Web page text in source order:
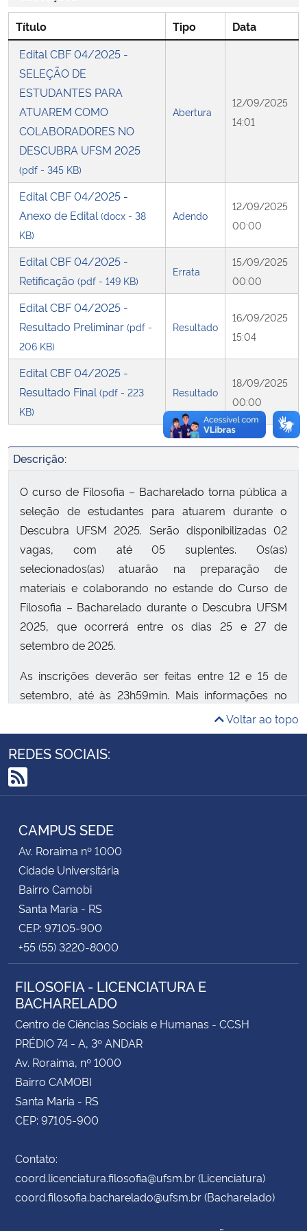
Secretaria-Geral
Secretaria de Governo
Banco Central do Brasil
Planalto
Título Tipo
Data
Edital CBF 04/2025 -
SELEÇÃO DE
ESTUDANTES PARA
ATUAREM COMO
COLABORADORES NO
DESCUBRA UFSM 2025
(pdf - 345 KB)
Abertura
12/09/2025
14:01
Edital CBF 04/2025 -
Anexo de Edital(docx - 38
KB)
Adendo
12/09/2025
00:00
Edital CBF 04/2025 -
Retificação (pdf - 149 KB)
Errata
15/09/2025
00:00
Edital CBF 04/2025 -
Resultado Preliminar (pdf -
206 KB)
Resultado
16/09/2025
15:04
Edital CBF 04/2025 -
Resultado Final(pdf - 223
KB)
Resultado
18/09/2025
00:00
Descrição:
O curso de Filosofia – Bacharelado torna pública a
seleção de estudantes para atuarem durante o
Descubra UFSM 2025. Serão disponibilizadas 02
vagas, com até 05 suplentes. Os(as)
selecionados(as) atuarão na preparação de
materiais e colaborando no estande do Curso de
Filosofia – Bacharelado durante o Descubra UFSM
2025, que ocorrerá entre os dias 25 e 27 de
setembro de 2025.
As inscrições deverão ser feitas entre 12 e 15 de
setembro, até às 23h59min. Mais informações no
Voltar ao topo
REDES SOCIAIS:
RSS
CAMPUS SEDE
Av. Roraima nº 1000
Cidade Universitária
Bairro Camobi
Santa Maria - RS
CEP: 97105-900
+55 (55) 3220-8000
FILOSOFIA - LICENCIATURA E
BACHARELADO
Centro de Ciências Sociais e Humanas - CCSH
PRÉDIO 74 - A, 3º ANDAR
Av. Roraima, nº 1000
Bairro CAMOBI
Santa Maria - RS
CEP: 97105-900
Contato:
coord.licenciatura.filosofia@ufsm.br (Licenciatura)
coord.filosofia.bacharelado@ufsm.br (Bacharelado)